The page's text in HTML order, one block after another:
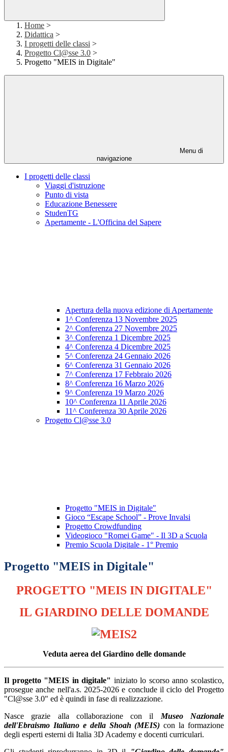
Home >
Didattica >
I progetti delle classi >
Progetto Cl@sse 3.0 >
Progetto "MEIS in Digitale"
Menu di
navigazione
I progetti delle classi
Viaggi d'istruzione
Punto di vista
Educazione Benessere
StudenTG
Apertamente - L'Officina del Sapere
Apertura della nuova edizione di Apertamente
1^ Conferenza 13 Novembre 2025
2^ Conferenza 27 Novembre 2025
3^ Conferenza 1 Dicembre 2025
4^ Conferenza 4 Dicembre 2025
5^ Conferenza 24 Gennaio 2026
6^ Conferenza 31 Gennaio 2026
7^ Conferenza 17 Febbraio 2026
8^ Conferenza 16 Marzo 2026
9^ Conferenza 19 Marzo 2026
10^ Conferenza 11 Aprile 2026
11^ Conferenza 30 Aprile 2026
Progetto Cl@sse 3.0
Progetto "MEIS in Digitale"
Gioco “Escape School” - Prove Invalsi
Progetto Crowdfunding
Videogioco "Romei Game" - Il 3D a Scuola
Premio Scuola Digitale - 1° Premio
Progetto "MEIS in Digitale"
PROGETTO "MEIS IN DIGITALE"
IL GIARDINO DELLE DOMANDE
Veduta aerea del Giardino delle domande
Il progetto "MEIS in digitale" iniziato lo scorso anno scolastico,
prosegue anche nell'a.s. 2025-2026 e conclude il ciclo del Progetto
"Cl@sse 3.0" ed è quindi in fase di realizzazione.
Nasce grazie alla collaborazione con il Museo Nazionale
dell'Ebraismo Italiano e della Shoah (MEIS) con la formazione
degli esperti esterni di Italia 3D Academy e docenti curriculari.